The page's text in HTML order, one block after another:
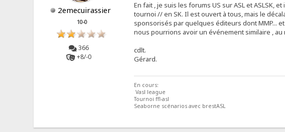
2emecuirassier
10-0
366
+8/-0
En fait , je suis les forums US sur ASL et ASLSK,
tournoi // en SK. Il est ouvert à tous, mais le
sponsorisés par quelques éditeurs dont MMP... et
nous pourrions avoir un événement similaire ,
cdlt.
Gérard.
En cours:
Vasl league
Tournoi ffl-asl
Seaborne scénarios avec brestASL